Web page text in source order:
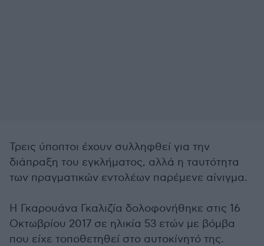
Τρεις ύποπτοι έχουν συλληφθεί για την
διάπραξη του εγκλήματος, αλλά η ταυτότητα
των πραγματικών εντολέων παρέμενε αίνιγμα.
Η Γκαρουάνα Γκαλιζία δολοφονήθηκε στις 16
Οκτωβρίου 2017 σε ηλικία 53 ετών με βόμβα
που είχε τοποθετηθεί στο αυτοκίνητό της.